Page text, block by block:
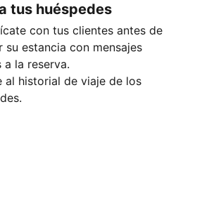
tus huéspedes
con tus clientes antes de
su estancia con mensajes
a la reserva.
al historial de viaje de los